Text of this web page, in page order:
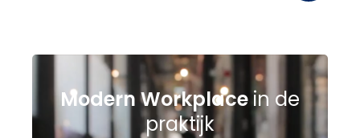
Modern Workplacein de
praktijk